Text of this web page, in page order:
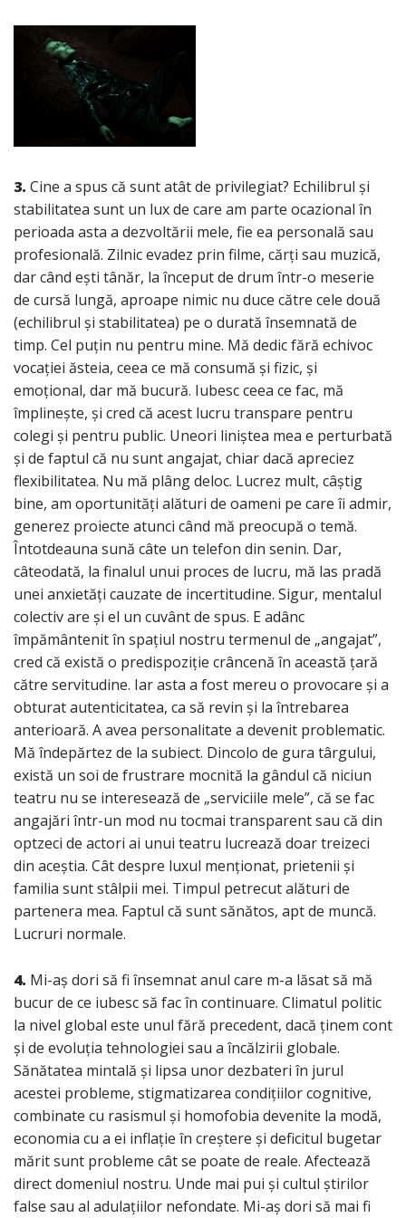
3. Cine a spus că sunt atât de privilegiat? Echilibrul și
stabilitatea sunt un lux de care am parte ocazional în
perioada asta a dezvoltării mele, fie ea personală sau
profesională. Zilnic evadez prin filme, cărți sau muzică,
dar când ești tânăr, la început de drum într-o meserie
de cursă lungă, aproape nimic nu duce către cele două
(echilibrul și stabilitatea) pe o durată însemnată de
timp. Cel puțin nu pentru mine. Mă dedic fără echivoc
vocației ăsteia, ceea ce mă consumă și fizic, și
emoțional, dar mă bucură. Iubesc ceea ce fac, mă
împlinește, și cred că acest lucru transpare pentru
colegi și pentru public. Uneori liniștea mea e perturbată
și de faptul că nu sunt angajat, chiar dacă apreciez
flexibilitatea. Nu mă plâng deloc. Lucrez mult, câștig
bine, am oportunități alături de oameni pe care îi admir,
generez proiecte atunci când mă preocupă o temă.
Întotdeauna sună câte un telefon din senin. Dar,
câteodată, la finalul unui proces de lucru, mă las pradă
unei anxietăți cauzate de incertitudine. Sigur, mentalul
colectiv are și el un cuvânt de spus. E adânc
împământenit în spațiul nostru termenul de „angajat”,
cred că există o predispoziție crâncenă în această țară
către servitudine. Iar asta a fost mereu o provocare și a
obturat autenticitatea, ca să revin și la întrebarea
anterioară. A avea personalitate a devenit problematic.
Mă îndepărtez de la subiect. Dincolo de gura târgului,
există un soi de frustrare mocnită la gândul că niciun
teatru nu se interesează de „serviciile mele”, că se fac
angajări într-un mod nu tocmai transparent sau că din
optzeci de actori ai unui teatru lucrează doar treizeci
din aceștia. Cât despre luxul menționat, prietenii și
familia sunt stâlpii mei. Timpul petrecut alături de
partenera mea. Faptul că sunt sănătos, apt de muncă.
Lucruri normale.
4. Mi-aș dori să fi însemnat anul care m-a lăsat să mă
bucur de ce iubesc să fac în continuare. Climatul politic
la nivel global este unul fără precedent, dacă ținem cont
și de evoluția tehnologiei sau a încălzirii globale.
Sănătatea mintală și lipsa unor dezbateri în jurul
acestei probleme, stigmatizarea condițiilor cognitive,
combinate cu rasismul și homofobia devenite la modă,
economia cu a ei inflație în creștere și deficitul bugetar
mărit sunt probleme cât se poate de reale. Afectează
direct domeniul nostru. Unde mai pui și cultul știrilor
false sau al adulațiilor nefondate. Mi-aș dori să mai fi